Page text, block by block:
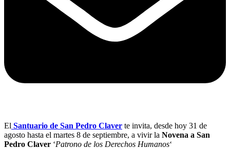
El Santuario de San Pedro Claver te invita, desde hoy 31 de
agosto hasta el martes 8 de septiembre, a vivir la Novena a San
Pedro Claver ‘Patrono de los Derechos Humanos‘